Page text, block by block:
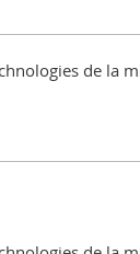
de la